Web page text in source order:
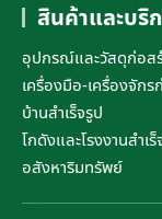
สินค้าและบริ
อุปกรณ์และวัสดุก่อส
เครื่องมือ-เครื่องจักร
บ้านสำเร็จรูป
โกดังและโรงงานสำเร็
อสังหาริมทรัพย์